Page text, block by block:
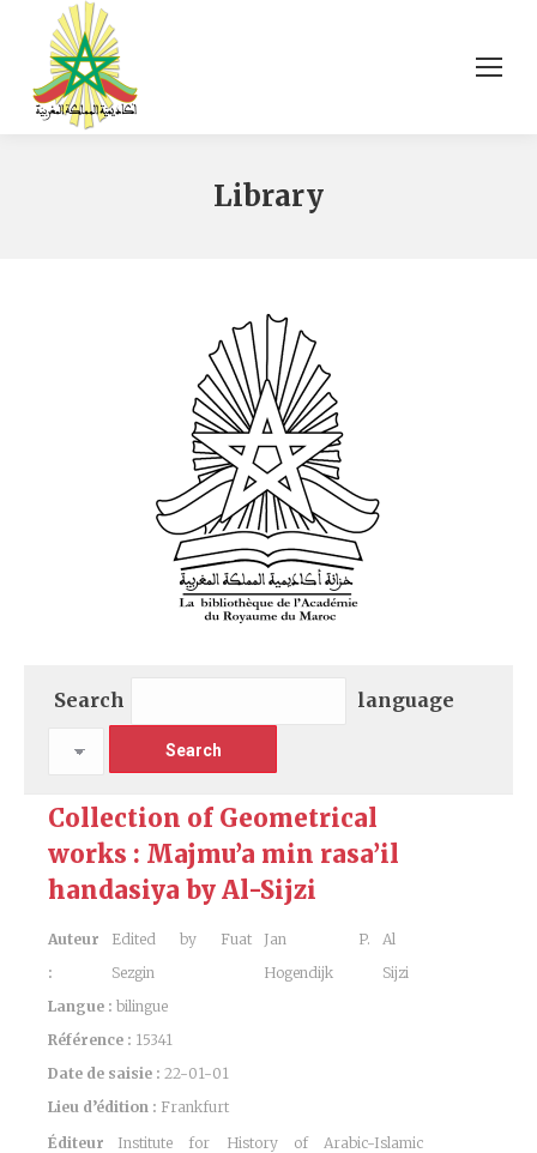
Library
Search language
Collection of Geometrical
works : Majmu’a min rasa’il
handasiya by Al-Sijzi
Auteur
:
Edited by Fuat
Sezgin
Jan P.
Hogendijk
Al
Sijzi
Langue : bilingue
Référence : 15341
Date de saisie : 22-01-01
Lieu d’édition : Frankfurt
Éditeur
Institute for History of Arabic-Islamic